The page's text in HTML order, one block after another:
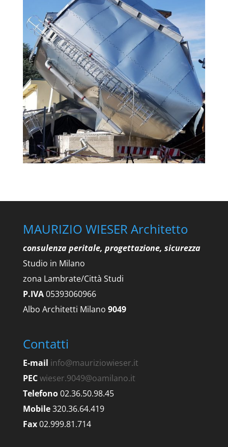
MAURIZIO WIESER Architetto
consulenza peritale, progettazione, sicurezza
Studio in Milano
zona Lambrate/Città Studi
P.IVA05393060966
Albo Architetti Milano 9049
Contatti
E-mail info@mauriziowieser.it
PECwieser.9049@oamilano.it
Telefono02.36.50.98.45
Mobile320.36.64.419
Fax02.999.81.714